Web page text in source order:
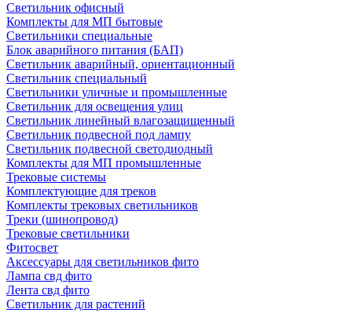
Светильник офисный
Комплекты для МП бытовые
Светильники специальные
Блок аварийного питания (БАП)
Светильник аварийный, ориентационный
Светильник специальный
Светильники уличные и промышленные
Светильник для освещения улиц
Светильник линейный влагозащищенный
Светильник подвесной под лампу
Светильник подвесной светодиодный
Комплекты для МП промышленные
Трековые системы
Комплектующие для треков
Комплекты трековых светильников
Треки (шинопровод)
Трековые светильники
Фитосвет
Аксессуары для светильников фито
Лампа свд фито
Лента свд фито
Светильник для растений